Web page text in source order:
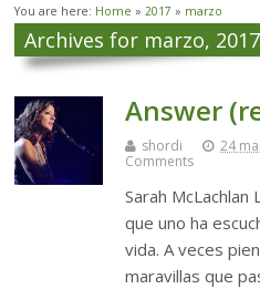
You are here: Home » 2017 » marzo
Archives for marzo, 2017
Answer
shordi 24
Comments
Sarah
que uno ha
vida. A veces
maravillas que